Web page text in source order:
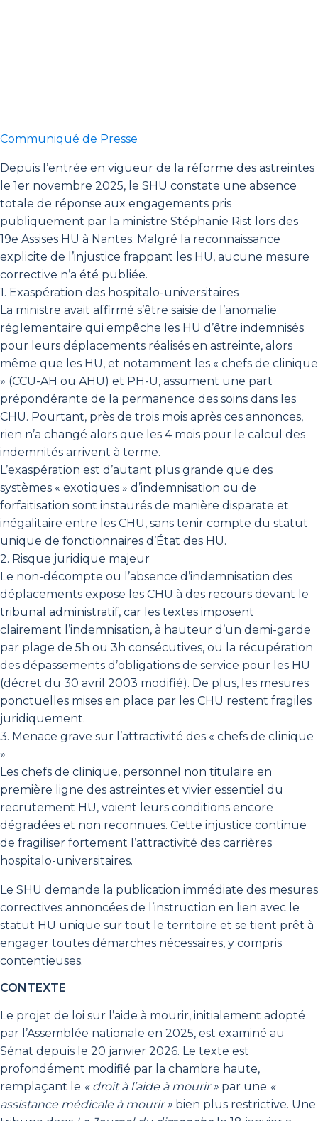
Communiqué de Presse
Depuis l’entrée en vigueur de la réforme des astreintes
le 1er novembre 2025, le SHU constate une absence
totale de réponse aux engagements pris
publiquement par la ministre Stéphanie Rist lors des
19e Assises HU à Nantes. Malgré la reconnaissance
explicite de l’injustice frappant les HU, aucune mesure
corrective n’a été publiée.
1. Exaspération des hospitalo-universitaires
La ministre avait affirmé s’être saisie de l’anomalie
réglementaire qui empêche les HU d’être indemnisés
pour leurs déplacements réalisés en astreinte, alors
même que les HU, et notamment les « chefs de clinique
» (CCU-AH ou AHU) et PH-U, assument une part
prépondérante de la permanence des soins dans les
CHU. Pourtant, près de trois mois après ces annonces,
rien n’a changé alors que les 4 mois pour le calcul des
indemnités arrivent à terme.
L’exaspération est d’autant plus grande que des
systèmes « exotiques » d’indemnisation ou de
forfaitisation sont instaurés de manière disparate et
inégalitaire entre les CHU, sans tenir compte du statut
unique de fonctionnaires d’État des HU.
2. Risque juridique majeur
Le non-décompte ou l’absence d’indemnisation des
déplacements expose les CHU à des recours devant le
tribunal administratif, car les textes imposent
clairement l’indemnisation, à hauteur d’un demi-garde
par plage de 5h ou 3h consécutives, ou la récupération
des dépassements d’obligations de service pour les HU
(décret du 30 avril 2003 modifié). De plus, les mesures
ponctuelles mises en place par les CHU restent fragiles
juridiquement.
3. Menace grave sur l’attractivité des « chefs de clinique
»
Les chefs de clinique, personnel non titulaire en
première ligne des astreintes et vivier essentiel du
recrutement HU, voient leurs conditions encore
dégradées et non reconnues. Cette injustice continue
de fragiliser fortement l’attractivité des carrières
hospitalo-universitaires.
Le SHU demande la publication immédiate des mesures
correctives annoncées de l’instruction en lien avec le
statut HU unique sur tout le territoire et se tient prêt à
engager toutes démarches nécessaires, y compris
contentieuses.
CONTEXTE
Le projet de loi sur l’aide à mourir, initialement adopté
par l’Assemblée nationale en 2025, est examiné au
Sénat depuis le 20 janvier 2026. Le texte est
profondément modifié par la chambre haute,
remplaçant le « droit à l’aide à mourir » par une «
assistance médicale à mourir » bien plus restrictive. Une